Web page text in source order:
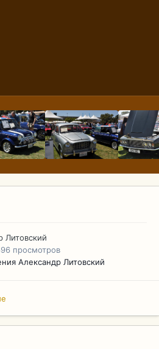
Литовский
просмотров
Александр Литовский